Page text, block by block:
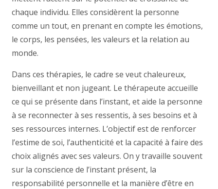
chaque individu. Elles considèrent la personne
comme un tout, en prenant en compte les émotions,
le corps, les pensées, les valeurs et la relation au
monde.
Dans ces thérapies, le cadre se veut chaleureux,
bienveillant et non jugeant. Le thérapeute accueille
ce qui se présente dans l’instant, et aide la personne
à se reconnecter à ses ressentis, à ses besoins et à
ses ressources internes. L’objectif est de renforcer
l’estime de soi, l’authenticité et la capacité à faire des
choix alignés avec ses valeurs. On y travaille souvent
sur la conscience de l’instant présent, la
responsabilité personnelle et la manière d’être en